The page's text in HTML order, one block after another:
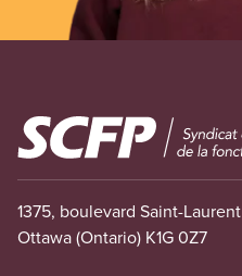
Image
1375, boulevard Saint-Laurent
Ottawa (Ontario) K1G 0Z7